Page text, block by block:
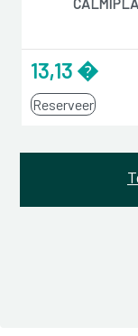
13,13 �
Reserveer